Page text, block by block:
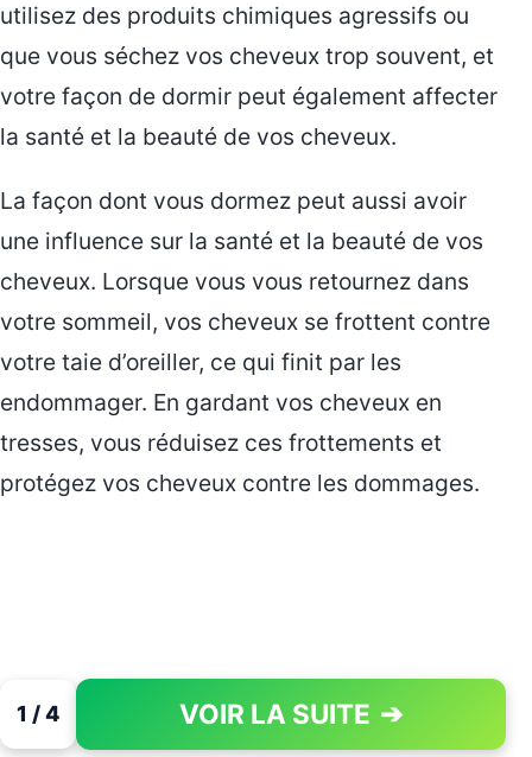
utilisez des produits chimiques agressifs ou
que vous séchez vos cheveux trop souvent, et
votre façon de dormir peut également affecter
la santé et la beauté de vos cheveux.
La façon dont vous dormez peut aussi avoir
une influence sur la santé et la beauté de vos
cheveux. Lorsque vous vous retournez dans
votre sommeil, vos cheveux se frottent contre
votre taie d’oreiller, ce qui finit par les
endommager. En gardant vos cheveux en
tresses, vous réduisez ces frottements et
protégez vos cheveux contre les dommages.
1 / 4 VOIR LA SUITE ➔
PAGE 1 OF 4